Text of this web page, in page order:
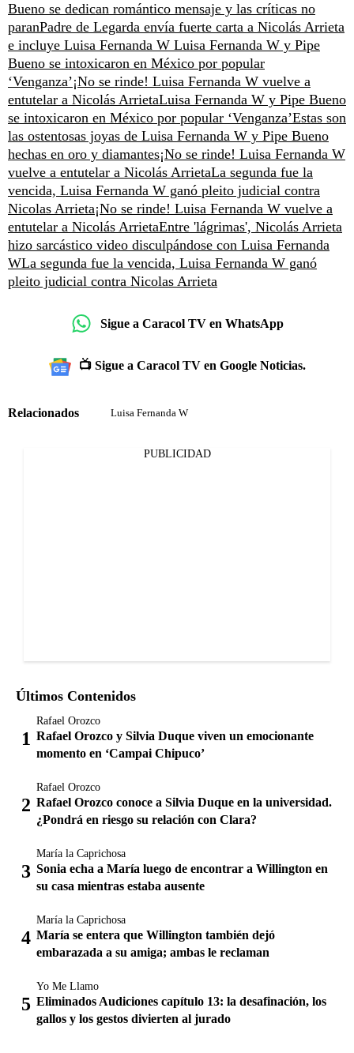
Bueno se dedican romántico mensaje y las críticas no
paranPadre de Legarda envía fuerte carta a Nicolás Arrieta
e incluye Luisa Fernanda W Luisa Fernanda W y Pipe
Bueno se intoxicaron en México por popular
‘Venganza’¡No se rinde! Luisa Fernanda W vuelve a
entutelar a Nicolás ArrietaLuisa Fernanda W y Pipe Bueno
se intoxicaron en México por popular ‘Venganza’Estas son
las ostentosas joyas de Luisa Fernanda W y Pipe Bueno
hechas en oro y diamantes¡No se rinde! Luisa Fernanda W
vuelve a entutelar a Nicolás ArrietaLa segunda fue la
vencida, Luisa Fernanda W ganó pleito judicial contra
Nicolas Arrieta¡No se rinde! Luisa Fernanda W vuelve a
entutelar a Nicolás ArrietaEntre 'lágrimas', Nicolás Arrieta
hizo sarcástico video disculpándose con Luisa Fernanda
WLa segunda fue la vencida, Luisa Fernanda W ganó
pleito judicial contra Nicolas Arrieta
Sigue a Caracol TV en WhatsApp
📺 Sigue a Caracol TV en Google Noticias.
Relacionados Luisa Fernanda W
PUBLICIDAD
Últimos Contenidos
Rafael Orozco
Rafael Orozco y Silvia Duque viven un emocionante
momento en ‘Campai Chipuco’
Rafael Orozco
Rafael Orozco conoce a Silvia Duque en la universidad.
¿Pondrá en riesgo su relación con Clara?
María la Caprichosa
Sonia echa a María luego de encontrar a Willington en
su casa mientras estaba ausente
María la Caprichosa
María se entera que Willington también dejó
embarazada a su amiga; ambas le reclaman
Yo Me Llamo
Eliminados Audiciones capítulo 13: la desafinación, los
gallos y los gestos divierten al jurado